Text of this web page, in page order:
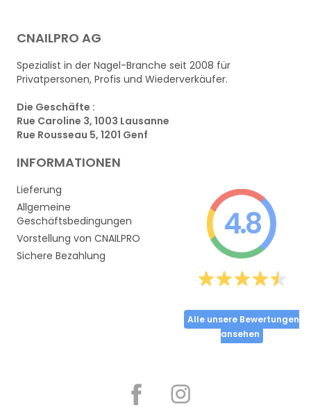
CNAILPRO AG
Spezialist in der Nagel-Branche seit 2008 für
Privatpersonen, Profis und Wiederverkäufer.
Die Geschäfte :
Rue Caroline 3, 1003 Lausanne
Rue Rousseau 5, 1201 Genf
INFORMATIONEN
Lieferung
Allgemeine
Geschäftsbedingungen
Vorstellung von CNAILPRO
Sichere Bezahlung
4.8
Alle unsere Bewertungen
ansehen